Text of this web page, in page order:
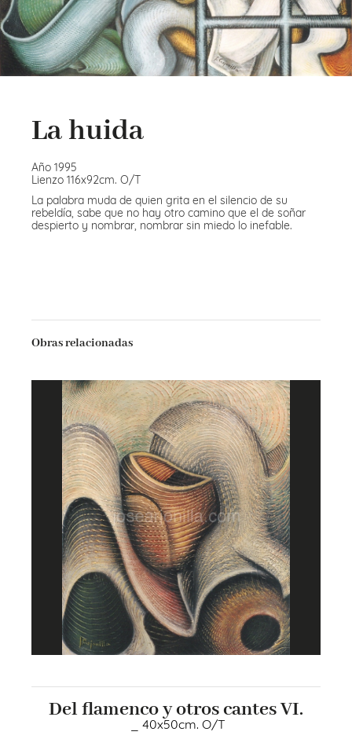
La huida
Año 1995
Lienzo 116x92cm. O/T
La palabra muda de quien grita en el silencio de su
rebeldía, sabe que no hay otro camino que el de soñar
despierto y nombrar, nombrar sin miedo lo inefable.
Obras relacionadas
Del flamenco y otros cantes VI.
_ 40x50cm. O/T